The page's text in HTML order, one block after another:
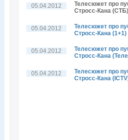
05.04.2012
Телесюжет про
Стросс-Кана (СТБ)
05.04.2012
Телесюжет про
Стросс-Кана (1+1)
05.04.2012
Телесюжет про
Стросс-Кана
05.04.2012
Телесюжет про
Стросс-Кана